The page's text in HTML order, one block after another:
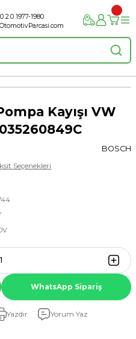
Kayışı VW
BOSCH
Seçenekleri
WhatsApp Sipariş
Yazdır Yorum Yaz